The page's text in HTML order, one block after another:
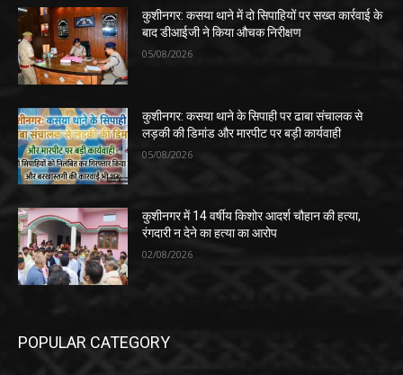
कुशीनगर: कसया थाने में दो सिपाहियों पर सख्त कार्रवाई के
बाद डीआईजी ने किया औचक निरीक्षण
05/08/2026
कुशीनगर: कसया थाने के सिपाही पर ढाबा संचालक से
लड़की की डिमांड और मारपीट पर बड़ी कार्यवाही
05/08/2026
कुशीनगर में 14 वर्षीय किशोर आदर्श चौहान की हत्या,
रंगदारी न देने का हत्या का आरोप
02/08/2026
POPULAR CATEGORY